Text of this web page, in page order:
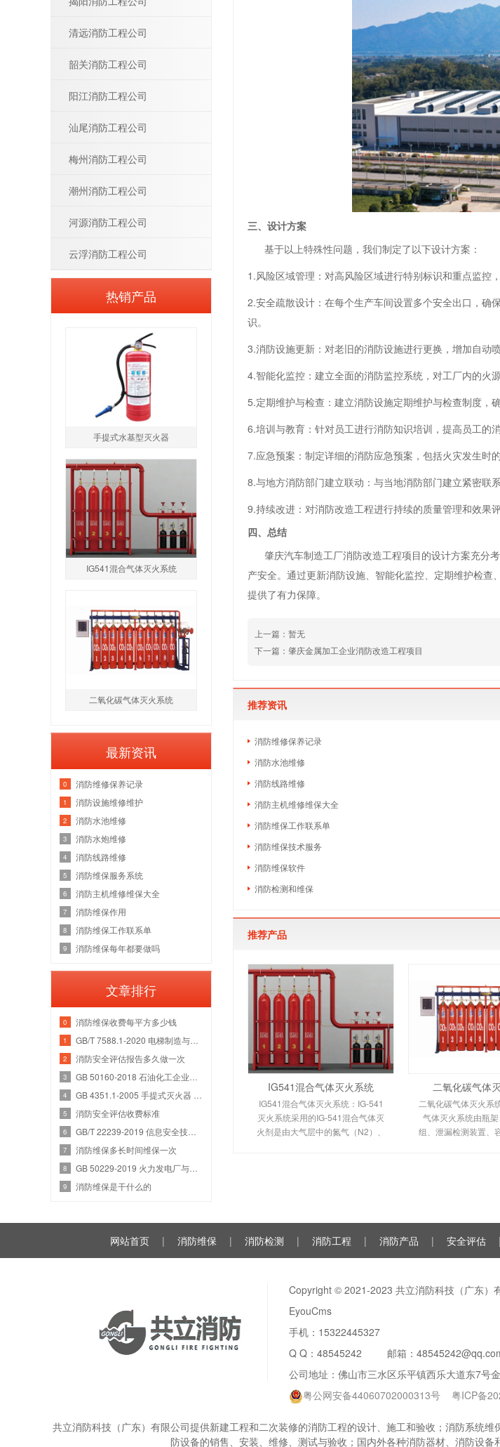
三、设计方案
基于以上特殊性问题，我们制定了以下设计方案：
1.风险区域管理：对高风险区域进行特别标识和重点监控
2.安全疏散设计：在每个生产车间设置多个安全出口，确
识。
3.消防设施更新：对老旧的消防设施进行更换，增加自动
4.智能化监控：建立全面的消防监控系统，对工厂内的火
5.定期维护与检查：建立消防设施定期维护与检查制度，
6.培训与教育：针对员工进行消防知识培训，提高员工的
7.应急预案：制定详细的消防应急预案，包括火灾发生时
8.与地方消防部门建立联动：与当地消防部门建立紧密联
9.持续改进：对消防改造工程进行持续的质量管理和效果
四、总结
肇庆汽车制造工厂消防改造工程项目的设计方案充分
产安全。通过更新消防设施、智能化监控、定期维护检
提供了有力保障。
上一篇：暂无
下一篇：肇庆金属加工企业消防改造工程项目
推荐资讯
消防维修保养记录
消防水池维修
消防线路维修
消防主机维修维保大全
消防维保工作联系单
消防维保技术服务
消防维保软件
消防检测和维保
推荐产品
IG541混合气体灭火系统
IG541混合气体灭火系统：IG-541
灭火系统采用的IG-541混合气体灭
火剂是由大气层中的氮气（N2）、
二氧化碳气体
二氧化碳气体灭火系
气体灭火系统由瓶
组、泄漏检测装置、
清远消防工程公司
韶关消防工程公司
阳江消防工程公司
汕尾消防工程公司
梅州消防工程公司
潮州消防工程公司
河源消防工程公司
云浮消防工程公司
热销产品
手提式水基型灭火器
IG541混合气体灭火系统
二氧化碳气体灭火系统
最新资讯
0 消防维修保养记录
1 消防设施维修维护
2 消防水池维修
3 消防水炮维修
4 消防线路维修
5 消防维保服务系统
6 消防主机维修维保大全
7 消防维保作用
8 消防维保工作联系单
9 消防维保每年都要做吗
文章排行
0 消防维保收费每平方多少钱
1
2 消防安全评估报告多久做一次
3
4
5 消防安全评估收费标准
6
7 消防维保多长时间维保一次
8
9 消防维保是干什么的
网站首页 | 消防维保 | 消防检测 | 消防工程 | 消防产品 | 安全评估 |
Copyright © 2021-2023 共立消防科技（广东）
EyouCms
手机：15322445327
Q Q： 48545242 邮箱：
公司地址：佛山市三水区乐平镇西乐大道东7号
粤公网安备44060702000313号
粤ICP备
共立消防科技（广东）有限公司提供新建工程和二次装修的消防工程的设计、施工和验收；消防系统
防设备的销售、安装、维修、测试与验收；国内外各种消防器材、消防设